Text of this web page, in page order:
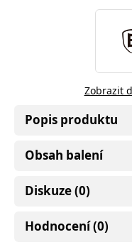
Zobrazit
Popis produktu
Obsah balení
Diskuze (0)
Hodnocení (0)